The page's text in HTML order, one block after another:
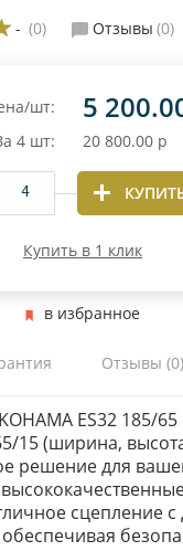
- (0) Отзывы (0)
шт: 5
4 шт: 20 800.00 р
Купить в 1 клик
в избранное
Отзывы (0)
ES32 185/65
15 (ширина,
решение для
сцепление с